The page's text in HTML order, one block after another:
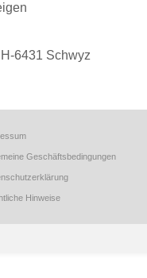
6431 Schwyz
Geschäftsbedingungen
Hinweise